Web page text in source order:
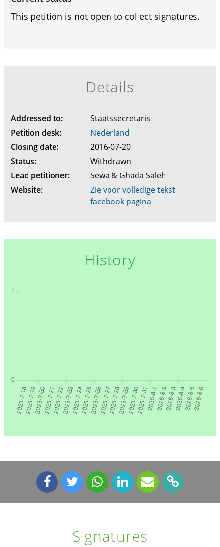
This petition is not open to collect signatures.
Details
Addressed to:
Staatssecretaris
Petition desk:
Nederland
Closing date:
2016-07-20
Status:
Withdrawn
Lead petitioner:
Sewa & Ghada Saleh
Website:
Zie voor volledige tekst
facebook pagina
History
Signatures